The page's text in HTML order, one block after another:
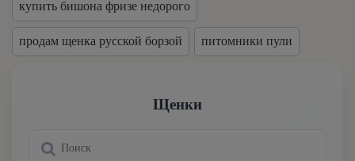
Щенки
купить бишона фризе недорого
продам щенка русской борзой питомники пули